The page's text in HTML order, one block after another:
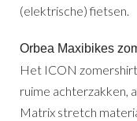
(elektrische) fietsen.
Orbea Maxibikes
Het ICON zomershirt
ruime achterzakken,
Matrix stretch